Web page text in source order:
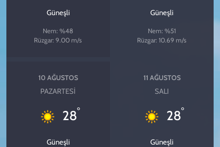
Güneşli
Nem: %48
Rüzgar: 9.00 m/s
Güneşli
Nem: %51
Rüzgar: 10.69 m/s
10 AĞUSTOS
PAZARTESI
28°
Güneşli
11 AĞUSTOS
SALI
28°
Güneşli